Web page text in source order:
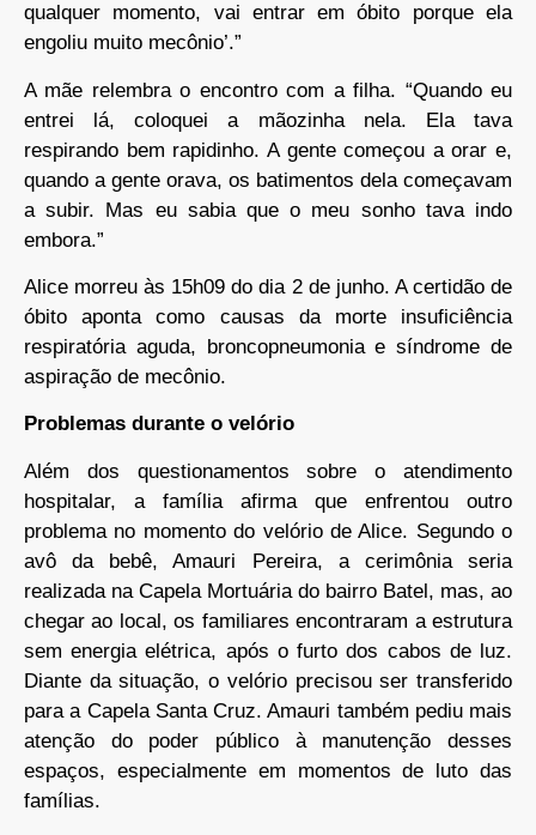
qualquer momento, vai entrar em óbito porque ela
engoliu muito mecônio’.”
A mãe relembra o encontro com a filha. “Quando eu
entrei lá, coloquei a mãozinha nela. Ela tava
respirando bem rapidinho. A gente começou a orar e,
quando a gente orava, os batimentos dela começavam
a subir. Mas eu sabia que o meu sonho tava indo
embora.”
Alice morreu às 15h09 do dia 2 de junho. A certidão de
óbito aponta como causas da morte insuficiência
respiratória aguda, broncopneumonia e síndrome de
aspiração de mecônio.
Problemas durante o velório
Além dos questionamentos sobre o atendimento
hospitalar, a família afirma que enfrentou outro
problema no momento do velório de Alice. Segundo o
avô da bebê, Amauri Pereira, a cerimônia seria
realizada na Capela Mortuária do bairro Batel, mas, ao
chegar ao local, os familiares encontraram a estrutura
sem energia elétrica, após o furto dos cabos de luz.
Diante da situação, o velório precisou ser transferido
para a Capela Santa Cruz. Amauri também pediu mais
atenção do poder público à manutenção desses
espaços, especialmente em momentos de luto das
famílias.